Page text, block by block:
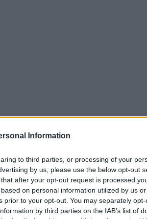
Information
to third parties, or processing of your
by us, please use the below opt-out
after your opt-out request is processed
on personal information utilized by us
prior to your opt-out. You may separately
by third parties on the IAB’s list of
krustnagliņas, timiāns,
medus, olīveļļa – ja sivēns